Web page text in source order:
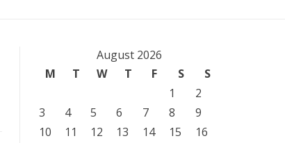
August 2026
M
T W T F S
S
1
2
3
4 5 6 7 8
9
10
11 12 13 14 15
16